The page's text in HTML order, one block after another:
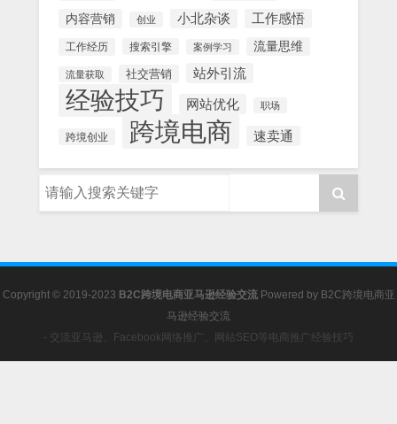
内容营销 创业 小北杂谈 工作感悟
工作经历 搜索引擎 案例学习 流量思维
流量获取 社交营销 站外引流
经验技巧 网站优化 职场
跨境创业 跨境电商 速卖通
Copyright © 2019-2023 B2C跨境电商亚马逊经验交流 Powered by B2C跨境电商亚
马逊经验交流
- 交流亚马逊、Facebook网络推广、网站SEO等电商推广经验技巧